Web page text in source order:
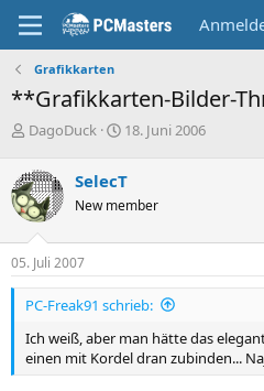
Grafikkarten
**Grafikkarten-Bilder-
E
s
t
e
l
l
e
r
DagoDuck
E
t
e
l
a
m
18. Juni 2006
SelecT
New member
05. Juli 2007
PC-Freak91 schrieb:
Ich weiß, aber man hätte das
einen mit Kordel dran zubinden...